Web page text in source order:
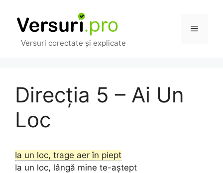
conținut
Versuri corectate și explicate
Meniu
Direcția 5 – Ai Un
Loc
Ia un loc, trage aer în piept
Ia un loc, lângă mine te-aștept